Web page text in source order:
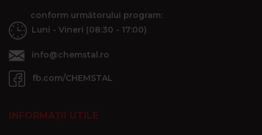
conform următorului program:
Luni - Vineri (08:30 - 17:00)
info@chemstal.ro
fb.com/CHEMSTAL
INFORMAȚII UTILE